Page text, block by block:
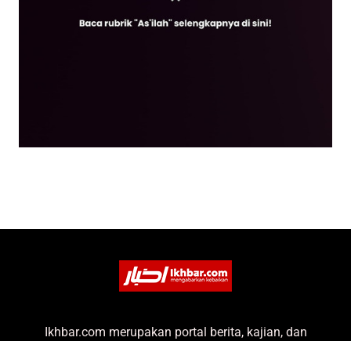
Ikhbar.com merupakan portal berita, kajian, dan